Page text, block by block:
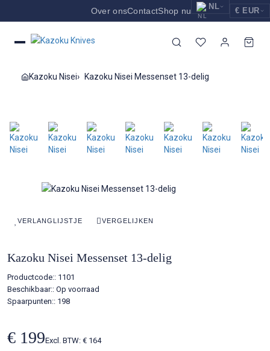
Over onsContactShop nu NL € EUR
Kazoku Nisei Kazoku Nisei Messenset 13-delig
VERLANGLIJSTJE VERGELIJKEN
Kazoku Nisei Messenset 13-delig
Productcode:: 1101
Beschikbaar:: Op voorraad
Spaarpunten:: 198
€ 199Excl. BTW: € 164